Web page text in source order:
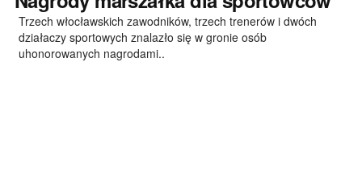
Trzech włocławskich zawodników, trzech trenerów i dwóch
działaczy sportowych znalazło się w gronie osób
uhonorowanych nagrodami..